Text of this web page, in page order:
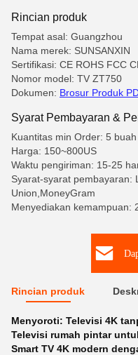
Rincian produk
Tempat asal: Guangzhou
Nama merek: SUNSANXIN
Sertifikasi: CE ROHS FCC
Nomor model: TV ZT750
Dokumen: Brosur Produk
Syarat Pembayaran &
Kuantitas min Order: 5 buah
Harga: 150~800US
Waktu pengiriman: 15-25
Syarat-syarat pembayaran:
Union,MoneyGram
Menyediakan kemampuan:
Rincian produk
Menyoroti: Televisi 4K
Televisi rumah pintar
Smart TV 4K modern